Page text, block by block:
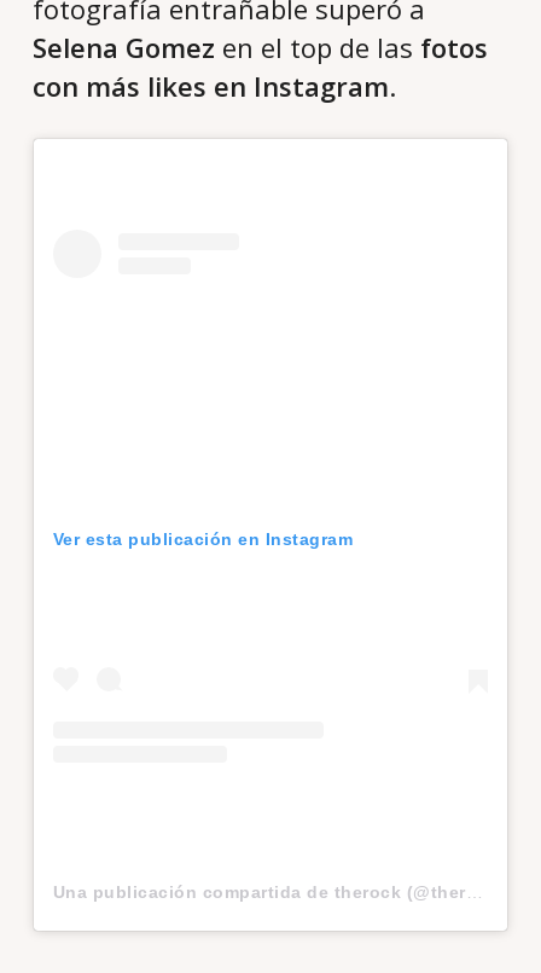
fotografía entrañable superó a
Selena Gomez en el top de las fotos
con más likes en Instagram.
Ver esta publicación en Instagram